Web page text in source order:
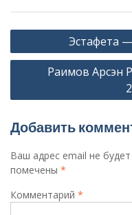
Навигация
по
записям
Эстафета
Раимов Арсэн
Добавить
Ваш адрес email не
помечены *
Комментарий *